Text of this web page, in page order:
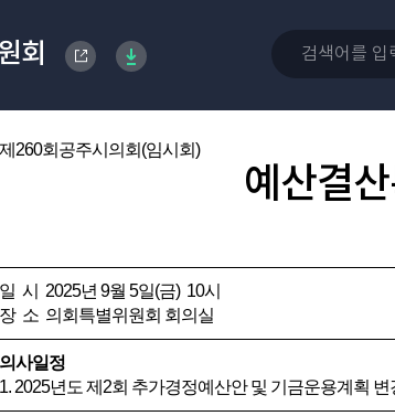
회
제260회공주시의회(임시회)
예산결
일 시 2025년 9월 5일(금) 10시
장 소 의회특별위원회 회의실
의사일정
1. 2025년도 제2회 추가경정예산안 및 기금운용계획 변